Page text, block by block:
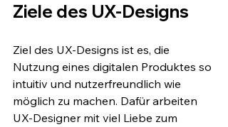
Ziele des UX-Designs
Ziel des UX-Designs ist es, die
Nutzung eines digitalen Produktes so
intuitiv und nutzerfreundlich wie
möglich zu machen. Dafür arbeiten
UX-Designer mit viel Liebe zum